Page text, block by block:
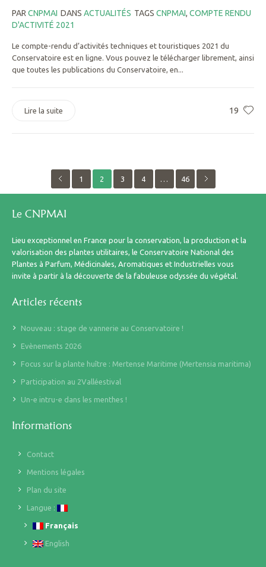
PAR CNPMAI DANS ACTUALITÉS TAGS CNPMAI, COMPTE RENDU
D'ACTIVITÉ 2021
Le compte-rendu d’activités techniques et touristiques 2021 du
Conservatoire est en ligne. Vous pouvez le télécharger librement, ainsi
que toutes les publications du Conservatoire, en...
19
Lire la suite
1 2 3 4 … 46
Le CNPMAI
Lieu exceptionnel en France pour la conservation, la production et la
valorisation des plantes utilitaires, le Conservatoire National des
Plantes à Parfum, Médicinales, Aromatiques et Industrielles vous
invite à partir à la découverte de la fabuleuse odyssée du végétal.
Articles récents
Nouveau : stage de vannerie au Conservatoire !
Evènements 2026
Focus sur la plante huître : Mertense Maritime (Mertensia maritima)
Participation au 2Valléestival
Un-e intru-e dans les menthes !
Informations
Contact
Mentions légales
Plan du site
Langue :
Français
English